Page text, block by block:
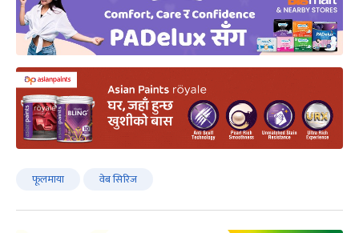
फूलमाया वेब सिरिज